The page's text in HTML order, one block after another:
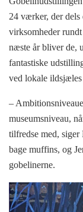
24 værker, der dels
virksomheder
næste år bliver de,
fantastiske
ved lokale ildsjæles
–
museumsniveau,
tilfredse med,
bage muffins, og
gobelinerne.